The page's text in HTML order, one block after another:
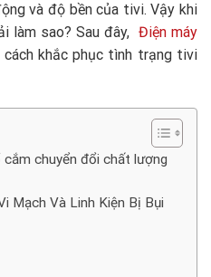
và độ bền của tivi. Vậy khi
làm sao? Sau đây, Điện máy
cách khắc phục tình trạng tivi
chuyển đổi chất lượng
Mạch Và Linh Kiện Bị Bụi